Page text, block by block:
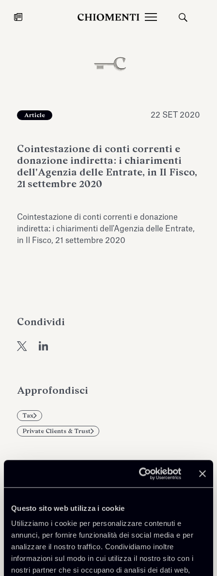
Questo sito web utilizza i cookie
Utilizziamo i cookie per personalizzare contenuti e
annunci, per fornire funzionalità dei social media e per
analizzare il nostro traffico. Condividiamo inoltre
informazioni sul modo in cui utilizza il nostro sito con i
nostri partner che si occupano di analisi dei dati web,
27 LUG 2026
ampliando gli spazi espositivi
dell’Antiquarium di Villa Albani
Torlonia
Leggi tutto
Approfondisci
Tax
Private Clients & Trust
Article 22 SET 2020
Cointestazione di conti correnti e
donazione indiretta: i chiarimenti
dell'Agenzia delle Entrate, in Il Fisco,
21 settembre 2020
Cointestazione di conti correnti e donazione
indiretta: i chiarimenti dell'Agenzia delle Entrate,
in Il Fisco, 21 settembre 2020
Condividi
Torna agli Insights
PARTNER
Massimo Antonini
SEDI
Milano
Scopri il professionista
PARTNER
Giovanni Cristofaro
SEDI
Roma
Scopri il professionista